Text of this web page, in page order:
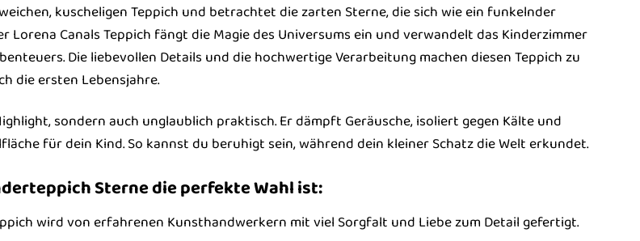
kuscheligen Teppich und betrachtet die zarten Sterne, die sich wie ein funkelnder
Lorena Canals Teppich fängt die Magie des Universums ein und verwandelt das Kinderzimmer
Die liebevollen Details und die hochwertige Verarbeitung machen diesen Teppich zu
die ersten Lebensjahre.
sondern auch unglaublich praktisch. Er dämpft Geräusche, isoliert gegen Kälte und
für dein Kind. So kannst du beruhigt sein, während dein kleiner Schatz die Welt erkundet.
Sterne die perfekte Wahl ist:
wird von erfahrenen Kunsthandwerkern mit viel Sorgfalt und Liebe zum Detail gefertigt.